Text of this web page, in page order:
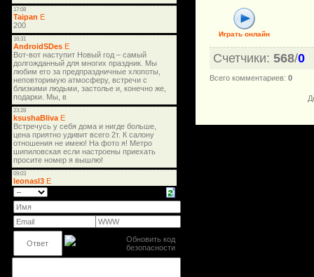
Играть онлайн
Счетчики: 568/0
Всего комментариев: 0